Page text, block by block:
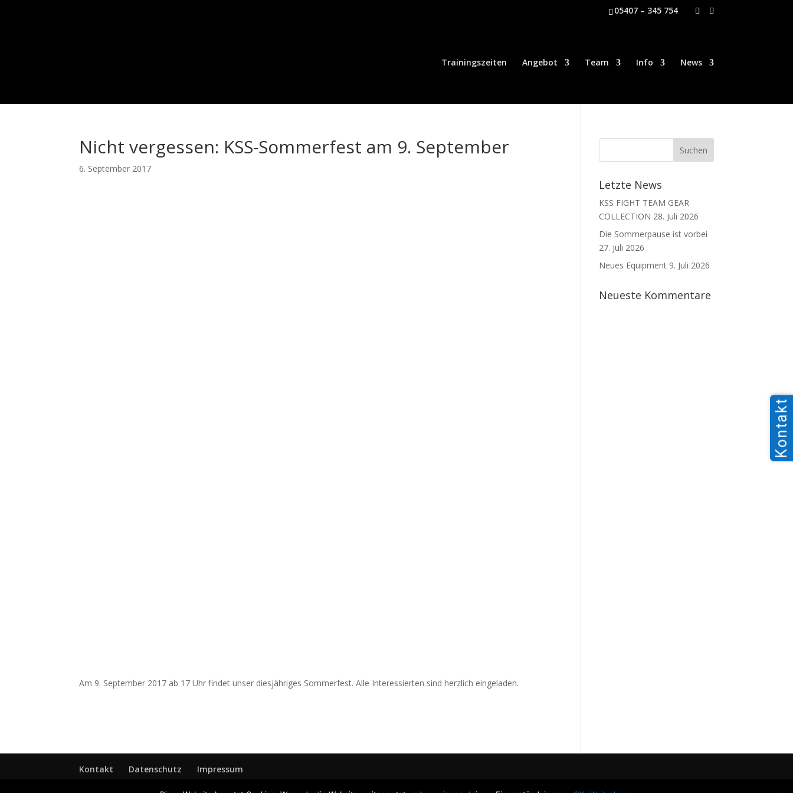
05407 – 345 754
Trainingszeiten Angebot Team Info News
Nicht vergessen: KSS-Sommerfest am 9. September
6. September 2017
Am 9. September 2017 ab 17 Uhr findet unser diesjähriges Sommerfest. Alle Interessierten sind herzlich eingeladen.
Letzte News
KSS FIGHT TEAM GEAR
COLLECTION 28. Juli 2026
Die Sommerpause ist vorbei
27. Juli 2026
Neues Equipment 9. Juli 2026
Neueste Kommentare
Kontakt Datenschutz Impressum
Kontakt